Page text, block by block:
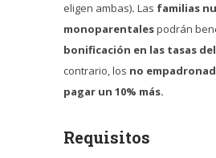
eligen ambas). Las familias
monoparentalespodrán
bonificación en las tasas del
contrario, los no
pagar un 10% más.
Requisitos